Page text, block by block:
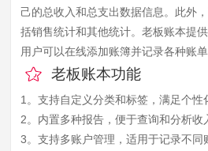
己的总收入和总支出数据信息。此外
括销售统计和其他统计。老板账本提
用户可以在线添加账簿并记录各种账单
老板账本功能
1。支持自定义分类和标签，满足个性
2。内置多种报告，便于查询和分析收
3。支持多账户管理，适用于记录不同